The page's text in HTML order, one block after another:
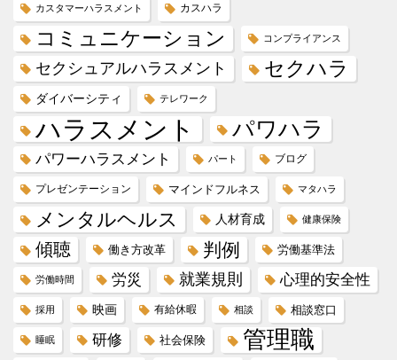
カスタマーハラスメント カスハラ
コミュニケーション コンプライアンス
セクシュアルハラスメント セクハラ
ダイバーシティ テレワーク
ハラスメント パワハラ
パワーハラスメント パート ブログ
プレゼンテーション マインドフルネス マタハラ
メンタルヘルス 人材育成 健康保険
傾聴 働き方改革 判例 労働基準法
労働時間 労災 就業規則 心理的安全性
採用 映画 有給休暇 相談 相談窓口
睡眠 研修 社会保険 管理職